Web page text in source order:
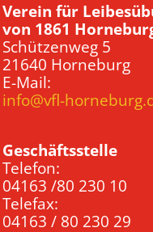
Verein für
von 1861
Schützenweg 5
21640 Horneburg
E-Mail:
info@vfl-
Geschäftsstelle
Telefon:
04163 /80 230 10
Telefax:
04163 / 80 230 29